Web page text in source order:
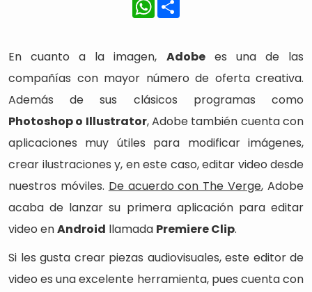
En cuanto a la imagen, Adobees una de las
compañías con mayor número de oferta creativa.
Además de sus clásicos programas como
Photoshop o Illustrator, Adobe también cuenta con
aplicaciones muy útiles para modificar imágenes,
crear ilustraciones y, en este caso, editar video desde
nuestros móviles. De acuerdo con The Verge, Adobe
acaba de lanzar su primera aplicación para editar
video enAndroid llamada Premiere Clip.
Si les gusta crear piezas audiovisuales, este editor de
video es una excelente herramienta, pues cuenta con